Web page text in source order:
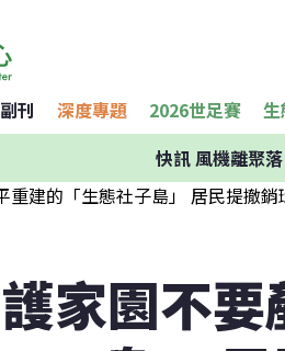
副刊 深度專題 2026世足賽 生
快訊風機離聚
護家園不